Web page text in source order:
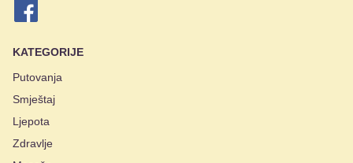
KATEGORIJE
Putovanja
Smještaj
Ljepota
Zdravlje